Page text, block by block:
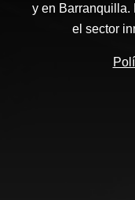
y en Barranquilla.
el sector